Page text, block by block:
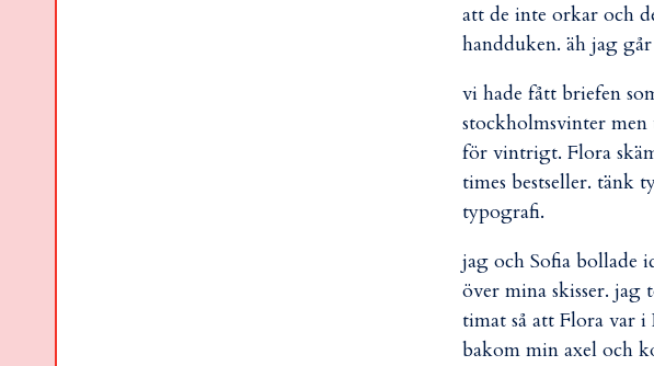
att de inte orkar och
handduken. äh jag
vi hade fått briefen
stockholmsvinter
för vintrigt. Flora
times bestseller. tänk
typografi.
jag och Sofia bollade
över mina skisser. jag
timat så att Flora var i
bakom min axel och